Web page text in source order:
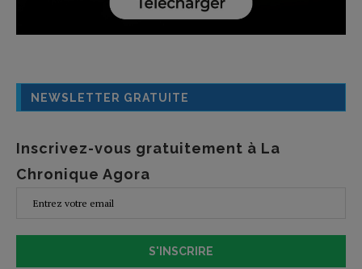
NEWSLETTER GRATUITE
Inscrivez-vous gratuitement à La
Chronique Agora
S'INSCRIRE